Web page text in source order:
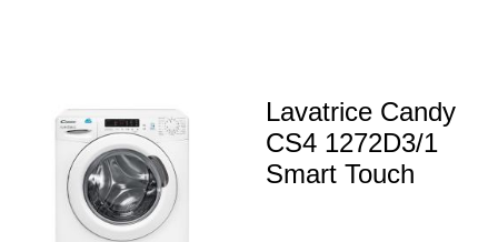
Lavatrice Candy
CS4 1272D3/1
Smart Touch